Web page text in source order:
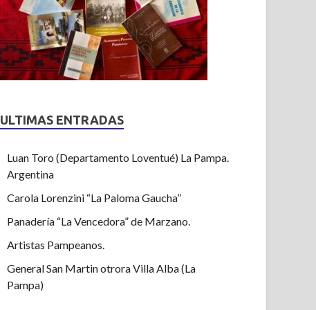
ULTIMAS ENTRADAS
Luan Toro (Departamento Loventué) La Pampa.
Argentina
Carola Lorenzini “La Paloma Gaucha”
Panadería “La Vencedora” de Marzano.
Artistas Pampeanos.
General San Martin otrora Villa Alba (La
Pampa)